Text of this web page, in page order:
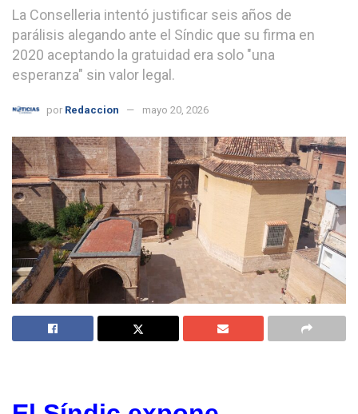
La Conselleria intentó justificar seis años de
parálisis alegando ante el Síndic que su firma en
2020 aceptando la gratuidad era solo "una
esperanza" sin valor legal.
por Redaccion mayo 20, 2026